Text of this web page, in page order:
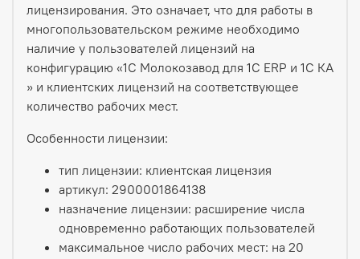
лицензирования. Это означает, что для работы в
многопользовательском режиме необходимо
наличие у пользователей лицензий на
конфигурацию «1С Молокозавод для 1С ERP и 1С КА
» и клиентских лицензий на соответствующее
количество рабочих мест.
Особенности лицензии:
тип лицензии: клиентская лицензия
артикул: 2900001864138
назначение лицензии: расширение числа
одновременно работающих пользователей
максимальное число рабочих мест: на 20